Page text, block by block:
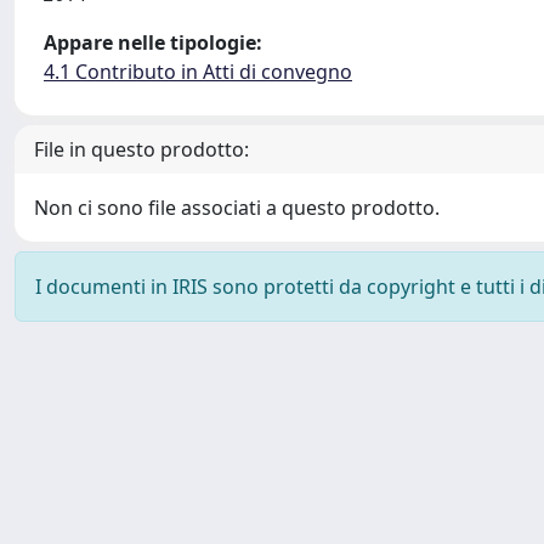
Appare nelle tipologie:
4.1 Contributo in Atti di convegno
File in questo prodotto:
Non ci sono file associati a questo prodotto.
I documenti in IRIS sono protetti da copyright e tutti i